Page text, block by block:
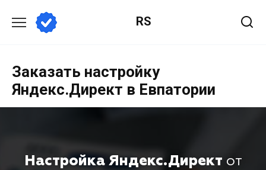
RS
Заказать настройку
Яндекс.Директ в Евпатории
Настройка Яндекс.Директ от